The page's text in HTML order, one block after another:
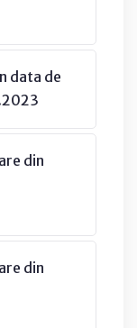
data de
din
din